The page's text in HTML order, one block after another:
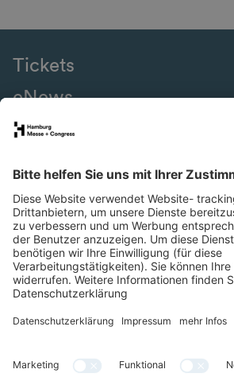
Tickets
eNews
SMM Connect
Special Areas
Newsletter
LinkedIn
YouTube
Facebook